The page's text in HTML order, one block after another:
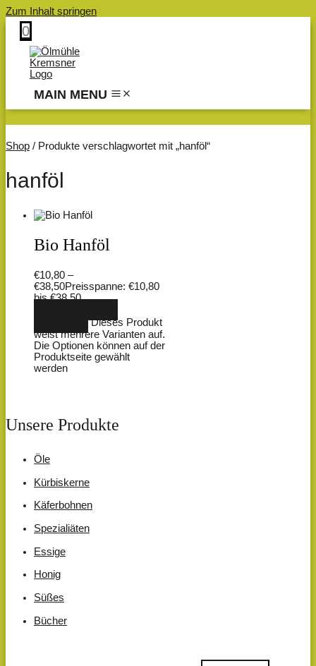
Zum Inhalt springen
0
MAIN MENU
Shop / Produkte verschlagwortet mit „hanföl“
hanföl
Bio Hanföl
€10,80 –
€38,50Preisspanne: €10,80
bis €38,50
Dieses Produkt
weist mehrere Varianten auf.
Die Optionen können auf der
Produktseite gewählt
werden
Unsere Produkte
Öle
Kürbiskerne
Käferbohnen
Spezialiäten
Essige
Honig
Süßes
Bücher